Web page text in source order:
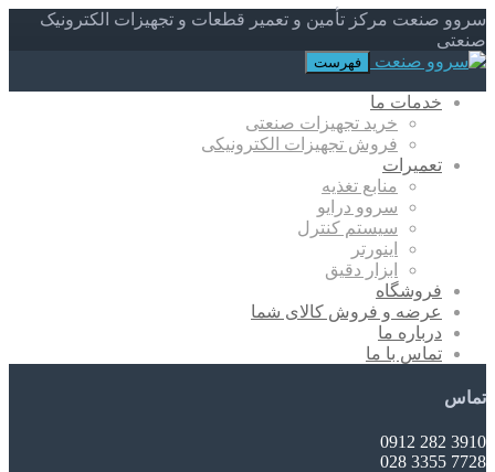
سروو صنعت مرکز تأمین و تعمیر قطعات و تجهیزات الکترونیک
صنعتی
فهرست
خدمات ما
خرید تجهیزات صنعتی
فروش تجهیزات الکترونیکی
تعمیرات
منابع تغذیه
سروو درایو
سیستم کنترل
اینورتر
ابزار دقیق
فروشگاه
عرضه و فروش کالای شما
درباره ما
تماس با ما
تماس
3910 282 0912
7728 3355 028